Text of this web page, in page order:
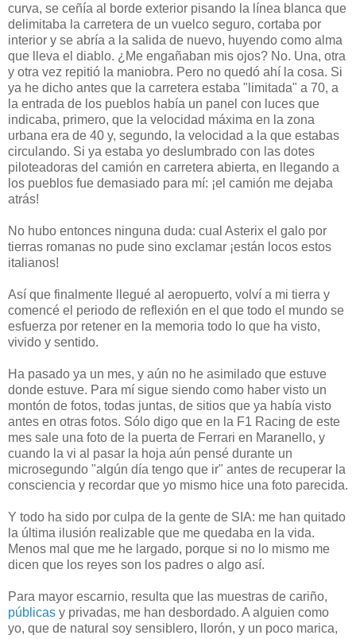
curva, se ceñía al borde exterior pisando la línea blanca que
delimitaba la carretera de un vuelco seguro, cortaba por
interior y se abría a la salida de nuevo, huyendo como alma
que lleva el diablo. ¿Me engañaban mis ojos? No. Una, otra
y otra vez repitió la maniobra. Pero no quedó ahí la cosa. Si
ya he dicho antes que la carretera estaba "limitada" a 70, a
la entrada de los pueblos había un panel con luces que
indicaba, primero, que la velocidad máxima en la zona
urbana era de 40 y, segundo, la velocidad a la que estabas
circulando. Si ya estaba yo deslumbrado con las dotes
piloteadoras del camión en carretera abierta, en llegando a
los pueblos fue demasiado para mí: ¡el camión me dejaba
atrás!
No hubo entonces ninguna duda: cual Asterix el galo por
tierras romanas no pude sino exclamar ¡están locos estos
italianos!
Así que finalmente llegué al aeropuerto, volví a mi tierra y
comencé el periodo de reflexión en el que todo el mundo se
esfuerza por retener en la memoria todo lo que ha visto,
vivido y sentido.
Ha pasado ya un mes, y aún no he asimilado que estuve
donde estuve. Para mí sigue siendo como haber visto un
montón de fotos, todas juntas, de sitios que ya había visto
antes en otras fotos. Sólo digo que en la F1 Racing de este
mes sale una foto de la puerta de Ferrari en Maranello, y
cuando la vi al pasar la hoja aún pensé durante un
microsegundo "algún día tengo que ir" antes de recuperar la
consciencia y recordar que yo mismo hice una foto parecida.
Y todo ha sido por culpa de la gente de SIA: me han quitado
la última ilusión realizable que me quedaba en la vida.
Menos mal que me he largado, porque si no lo mismo me
dicen que los reyes son los padres o algo así.
Para mayor escarnio, resulta que las muestras de cariño,
públicas y privadas, me han desbordado. A alguien como
yo, que de natural soy sensiblero, llorón, y un poco marica,